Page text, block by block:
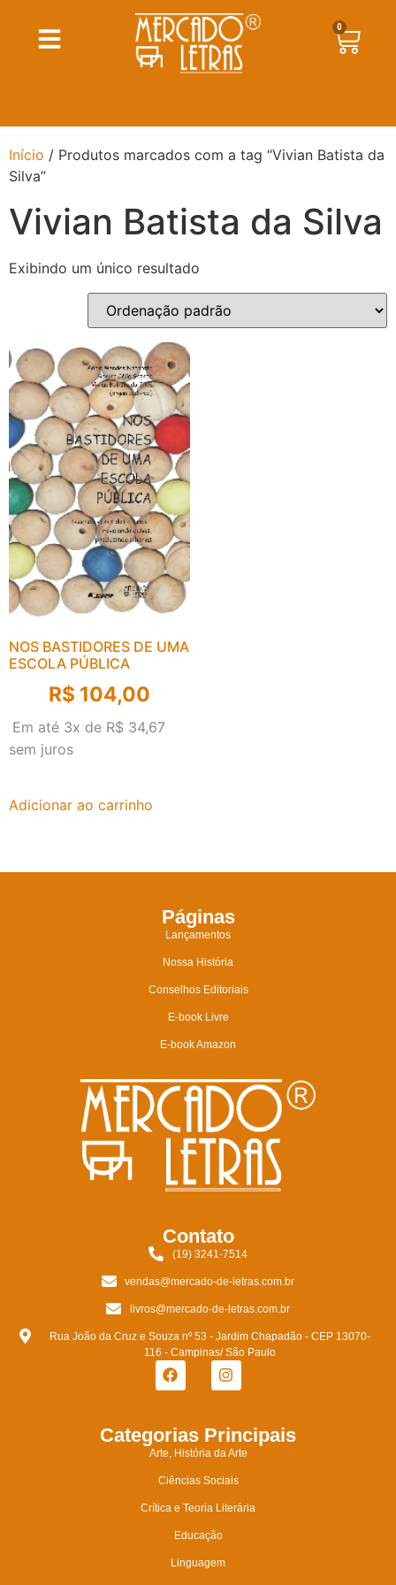
0
Início / Produtos marcados com a tag “Vivian Batista da
Silva”
Vivian Batista da Silva
Exibindo um único resultado
NOS BASTIDORES DE UMA
ESCOLA PÚBLICA
R$ 104,00
Em até 3x de R$ 34,67
sem juros
Adicionar ao carrinho
Páginas
Lançamentos
Nossa História
Conselhos Editoriais
E-book Livre
E-book Amazon
Contato
(19) 3241-7514
vendas@mercado-de-letras.com.br
livros@mercado-de-letras.com.br
Rua João da Cruz e Souza nº 53 - Jardim Chapadão - CEP 13070-
116 - Campinas/ São Paulo
Categorias Principais
Arte, História da Arte
Ciências Sociais
Crítica e Teoria Literária
Educação
Linguagem